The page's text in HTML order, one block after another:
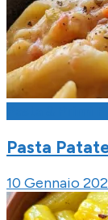
Pasta
10 Gennaio